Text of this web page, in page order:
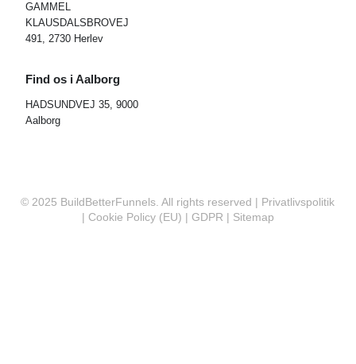
GAMMEL
KLAUSDALSBROVEJ
491, 2730 Herlev
Find os i Aalborg
HADSUNDVEJ 35, 9000
Aalborg
© 2025 BuildBetterFunnels. All rights reserved | Privatlivspolitik
| Cookie Policy (EU) | GDPR | Sitemap